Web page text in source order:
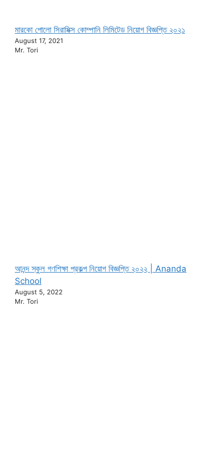
মারকো পোলো সিরামিক্স কোম্পানি লিমিটেড নিয়োগ বিজ্ঞপ্তি ২০২১
August 17, 2021
Mr. Tori
আনন্দ স্কুল গণশিক্ষা প্রকল্প নিয়োগ বিজ্ঞপ্তি ২০২২ | Ananda
School
August 5, 2022
Mr. Tori